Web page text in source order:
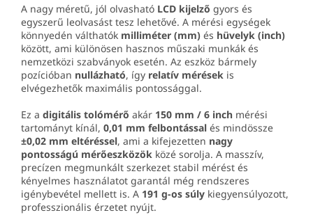
A nagy méretű, jól olvasható LCD kijelző gyors és
egyszerű leolvasást tesz lehetővé. A mérési egységek
könnyedén válthatók milliméter (mm) és hüvelyk (inch)
között, ami különösen hasznos műszaki munkák és
nemzetközi szabványok esetén. Az eszköz bármely
pozícióban nullázható, így relatív mérések is
elvégezhetők maximális pontossággal.
Ez a digitális tolómérő akár 150 mm / 6 inch mérési
tartományt kínál, 0,01 mm felbontással és mindössze
±0,02 mm eltéréssel, ami a kifejezetten nagy
pontosságú mérőeszközök közé sorolja. A masszív,
precízen megmunkált szerkezet stabil mérést és
kényelmes használatot garantál még rendszeres
igénybevétel mellett is. A 191 g-os súly kiegyensúlyozott,
professzionális érzetet nyújt.